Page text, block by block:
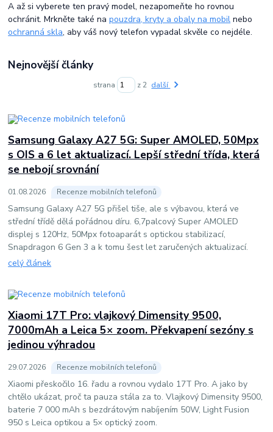
A až si vyberete ten pravý model, nezapomeňte ho rovnou
ochránit. Mrkněte také napouzdra, kryty a obaly na mobil nebo
ochranná skla, aby váš nový telefon vypadal skvěle co nejdéle.
Nejnovější články
strana z 2 další
Samsung Galaxy A27 5G: Super AMOLED, 50Mpx
s OIS a 6 let aktualizací. Lepší střední třída, která
se nebojí srovnání
01.08.2026 Recenze mobilních telefonů
Samsung Galaxy A27 5G přišel tiše, ale s výbavou, která ve
střední třídě dělá pořádnou díru. 6,7palcový Super AMOLED
displej s 120Hz, 50Mpx fotoaparát s optickou stabilizací,
Snapdragon 6 Gen 3 a k tomu šest let zaručených aktualizací.
celý článek
Xiaomi 17T Pro: vlajkový Dimensity 9500,
7000mAh a Leica 5× zoom. Překvapení sezóny s
jedinou výhradou
29.07.2026 Recenze mobilních telefonů
Xiaomi přeskočilo 16. řadu a rovnou vydalo 17T Pro. A jako by
chtělo ukázat, proč ta pauza stála za to. Vlajkový Dimensity 9500,
baterie 7 000 mAh s bezdrátovým nabíjením 50W, Light Fusion
950 s Leica optikou a 5× optický zoom.